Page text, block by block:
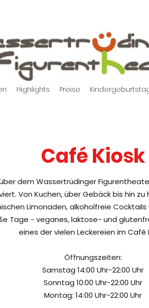
Highlights Preise
Café Kiosk
dem Wassertrüdinger
Von Kuchen, über Gebäck bis hin
Limonaden, alkoholfreie
Tage - veganes, laktose- und
eines der vielen Leckereien im Café
Öffnungszeiten:
Samstag 14:00 Uhr-22:00 Uhr
Sonntag 10:00 Uhr-22:00 Uhr
Montag: 14:00 Uhr-22:00 Uhr